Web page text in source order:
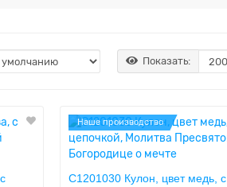
Показать:
Наше производство
C1201030 Кулон, цвет медь, с